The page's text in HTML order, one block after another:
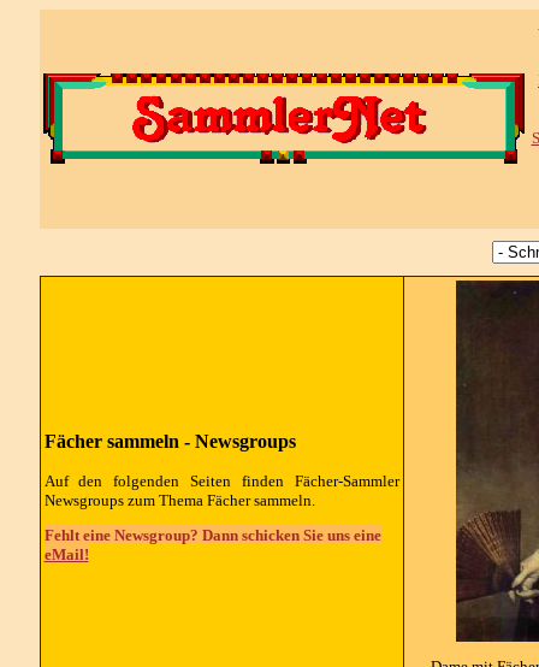
Fächer sammeln - Newsgroups
Auf den folgenden Seiten finden Fächer-Sammler
Newsgroupszum Thema Fächer sammeln.
Fehlt eine Newsgroup? Dann schicken Sie uns eine
eMail!